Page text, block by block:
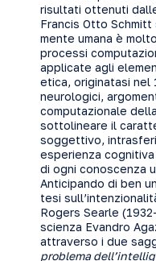
risultati ottenuti
Francis Otto
mente umana è
processi
applicate agli
etica, originatasi nel
neurologici,
computazionale
sottolineare il
soggettivo,
esperienza
di ogni conoscenza
Anticipando di ben
tesi
Rogers Searle
scienza Evandro
attraverso i due
problema